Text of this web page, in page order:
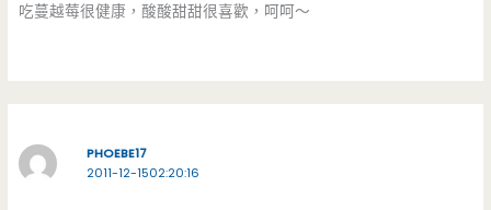
吃蔓越莓很健康，酸酸甜甜很喜歡，呵呵～
PHOEBE17
2011-12-1502:20:16